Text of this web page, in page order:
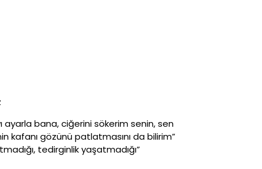
ayarla bana, ciğerini sökerim senin, sen
kafanı gözünü patlatmasını da bilirim”
tedirginlik yaşatmadığı”